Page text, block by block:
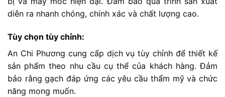
diễn ra nhanh chóng, chính xác và chất lượng cao.
Tùy chọn tùy chỉnh:
An Chi Phương cung cấp dịch vụ tùy chỉnh để thiết kế
sản phẩm theo nhu cầu cụ thể của khách hàng. Đảm
bảo rằng gạch đáp ứng các yêu cầu thẩm mỹ và chức
năng mong muốn.